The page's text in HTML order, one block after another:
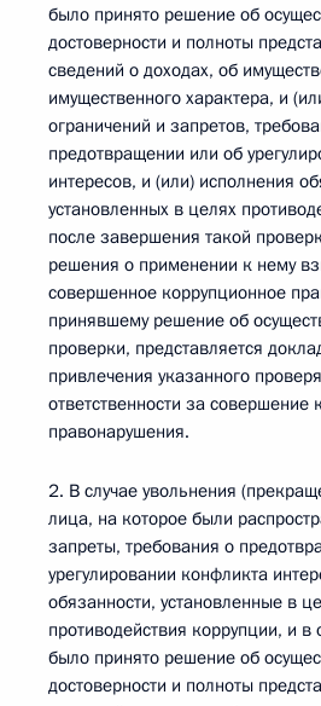
было принято решение об
достоверности и полноты
сведений о доходах, об
имущественного характера, и
ограничений и запретов,
предотвращении или об
интересов, и (или) исполнения
установленных в целях
после завершения такой
решения о применении к нему
совершенное коррупционное
принявшему решение об
проверки, представляется
привлечения указанного
ответственности за совершение
правонарушения.
2. В случае увольнения
лица, на которое были
запреты, требования о
урегулировании конфликта
обязанности, установленные в
противодействия коррупции, и в
было принято решение об
достоверности и полноты